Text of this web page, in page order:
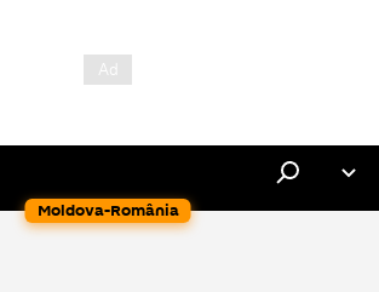
Moldova-România